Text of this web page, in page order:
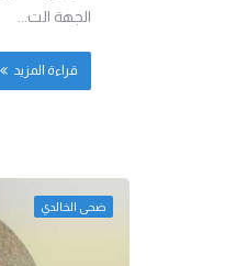
الجهة الت...
قراءة المزيد
ضحى الخالدي